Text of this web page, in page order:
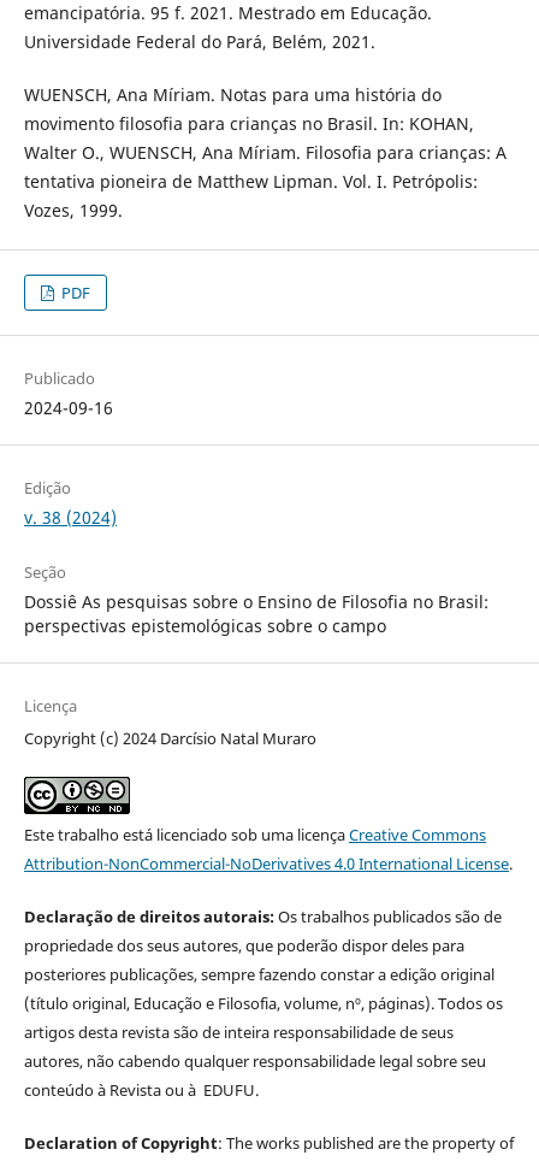
emancipatória. 95 f. 2021. Mestrado em Educação.
Universidade Federal do Pará, Belém, 2021.
WUENSCH, Ana Míriam. Notas para uma história do
movimento filosofia para crianças no Brasil. In: KOHAN,
Walter O., WUENSCH, Ana Míriam. Filosofia para crianças: A
tentativa pioneira de Matthew Lipman. Vol. I. Petrópolis:
Vozes, 1999.
PDF
Publicado
2024-09-16
Edição
v. 38 (2024)
Seção
Dossiê As pesquisas sobre o Ensino de Filosofia no Brasil:
perspectivas epistemológicas sobre o campo
Licença
Copyright (c) 2024 Darcísio Natal Muraro
Este trabalho está licenciado sob uma licençaCreative Commons
Attribution-NonCommercial-NoDerivatives 4.0 International License.
Declaração de direitos autorais:Os trabalhos publicados são de
propriedade dos seus autores, que poderão dispor deles para
posteriores publicações, sempre fazendo constar a edição original
(título original, Educação e Filosofia, volume, nº, páginas). Todos os
artigos desta revista são de inteira responsabilidade de seus
autores, não cabendo qualquer responsabilidade legal sobre seu
conteúdo à Revista ou à EDUFU.
Declaration of Copyright: The works published are the property of